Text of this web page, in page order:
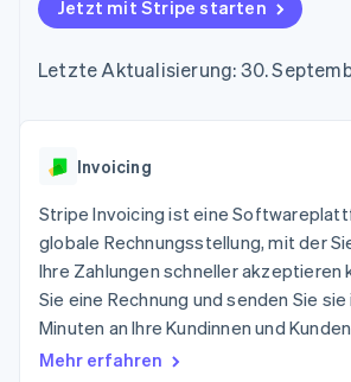
Zugriff auf mehr als
Terminal
Optimierung der
Autorisierungsraten
Link
Beschleunigter
Bezahlvorgang
Financial
Connections
Verbundene
Finanzdaten
Data
Geldmanagement
SaaS
KI-Unternehmen
Creator Economy
Gaming
Bewirtung, Reisen und
Freizeit
Versicherungen
Medien und
Unterhaltung
Marktplatz auf
Abonnementverwaltung
nutzungsbasierte
geht´s
Bereitstellung und
Verwaltung von
Diensten mit Agenten
Ressourcen
Produkt-Roadmap
Karriere
Stripe Press
Kontakt
Sales-Team
kontaktieren
Partner werden
Jetzt mit Stripe starten
Letzte Aktualisierung: 30.
Invoicing
Stripe Invoicing ist eine
globale Rechnungsstellung, mit der
Ihre Zahlungen schneller akzeptieren
Sie eine Rechnung und senden Sie
Minuten an Ihre Kundinnen und
Mehr erfahren